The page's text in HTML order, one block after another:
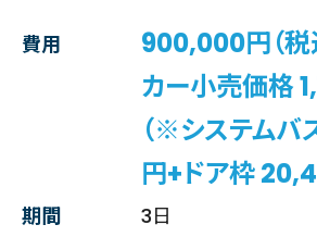
費用
900,000円（
カー小売価格
（※システムバ
円+ドア枠
期間
3日